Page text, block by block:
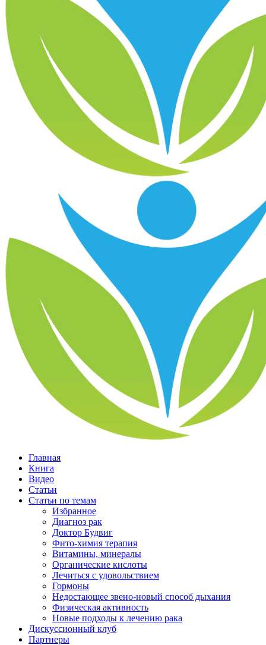
Главная
Книга
Видео
Статьи
Статьи по темам
Избранное
Диагноз рак
Доктор Будвиг
Фито-химия терапия
Витамины, минералы
Органические кислоты
Лечиться с удовольствием
Гормоны
Недостающее звено-новый способ дыхания
Физическая активность
Новые подходы к лечению рака
Дискуссионный клуб
Партнеры